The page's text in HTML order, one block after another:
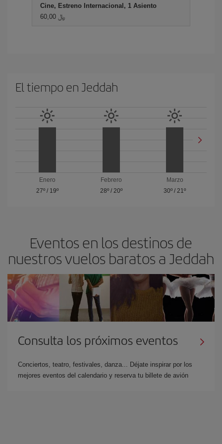
Cine, Estreno Internacional, 1 Asiento
60,00 ﷼
El tiempo en Jeddah
Enero
27º/ 19º
Febrero
28º/ 20º
Marzo
30º /21º
Eventos en los destinos de
nuestros vuelos baratos a Jeddah
Consulta los próximos eventos
Conciertos, teatro, festivales, danza... Déjate inspirar por los
mejores eventos del calendario y reserva tu billete de avión